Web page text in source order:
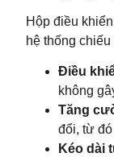
Hộp điều
hệ thống
Điều
không
Tăng
đổi, từ
Kéo dài